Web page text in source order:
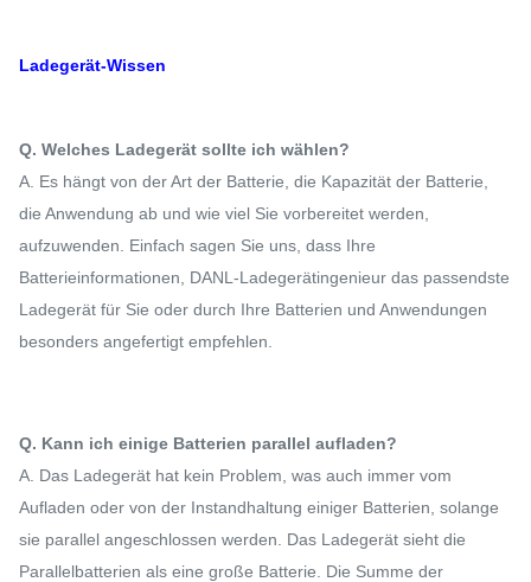
Ladegerät-Wissen
Q. Welches Ladegerät sollte ich wählen?
A. Es hängt von der Art der Batterie, die Kapazität der Batterie,
die Anwendung ab und wie viel Sie vorbereitet werden,
aufzuwenden. Einfach sagen Sie uns, dass Ihre
Batterieinformationen, DANL-Ladegerätingenieur das passendste
Ladegerät für Sie oder durch Ihre Batterien und Anwendungen
besonders angefertigt empfehlen.
Q. Kann ich einige Batterien parallel aufladen?
A. Das Ladegerät hat kein Problem, was auch immer vom
Aufladen oder von der Instandhaltung einiger Batterien, solange
sie parallel angeschlossen werden. Das Ladegerät sieht die
Parallelbatterien als eine große Batterie. Die Summe der